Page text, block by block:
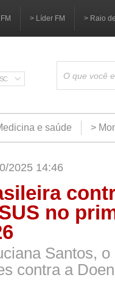
> Líder FM > Raio
e saúde >
2025 14:46
no
Santos,
contra a